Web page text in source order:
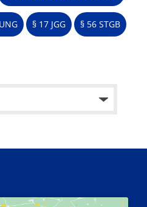
§ 17 JGG § 56 STGB